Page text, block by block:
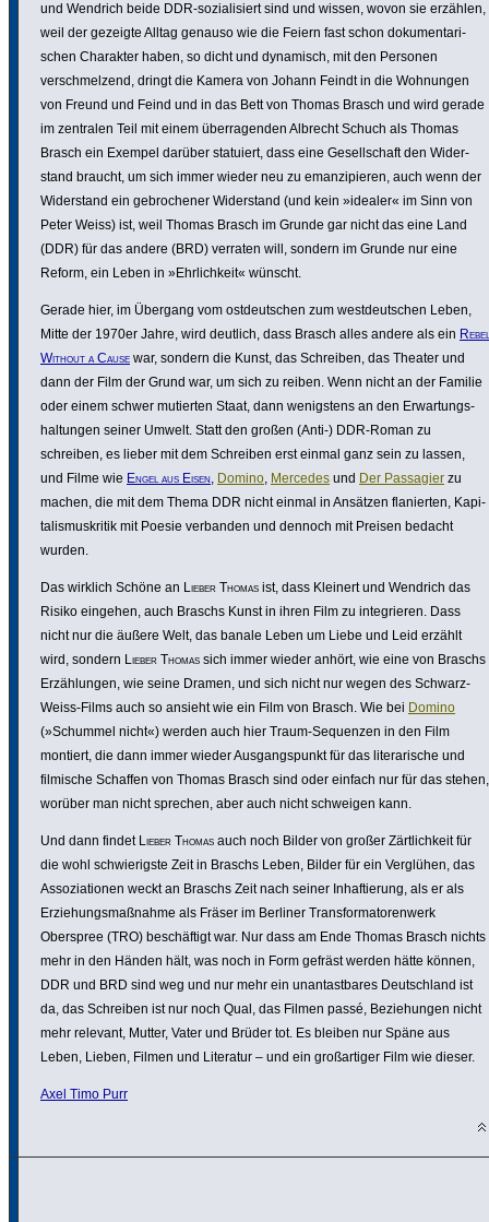
und Wendrich beide DDR-sozia­li­siert sind und wissen, wovon sie erzählen,
weil der gezeigte Alltag genauso wie die Feiern fast schon doku­men­ta­ri­
schen Charakter haben, so dicht und dynamisch, mit den Personen
verschmel­zend, dringt die Kamera von Johann Feindt in die Wohnungen
von Freund und Feind und in das Bett von Thomas Brasch und wird gerade
im zentralen Teil mit einem über­ra­genden Albrecht Schuch als Thomas
Brasch ein Exempel darüber statuiert, dass eine Gesell­schaft den Wider­
stand braucht, um sich immer wieder neu zu eman­zi­pieren, auch wenn der
Wider­stand ein gebro­chener Wider­stand (und kein »idealer« im Sinn von
Peter Weiss) ist, weil Thomas Brasch im Grunde gar nicht das eine Land
(DDR) für das andere (BRD) verraten will, sondern im Grunde nur eine
Reform, ein Leben in »Ehrlich­keit« wünscht.
Gerade hier, im Übergang vom ostdeut­schen zum west­deut­schen Leben,
Mitte der 1970er Jahre, wird deutlich, dass Brasch alles andere als ein Rebel
Without a Cause war, sondern die Kunst, das Schreiben, das Theater und
dann der Film der Grund war, um sich zu reiben. Wenn nicht an der Familie
oder einem schwer mutierten Staat, dann wenigs­tens an den Erwar­tungs­
hal­tungen seiner Umwelt. Statt den großen (Anti-) DDR-Roman zu
schreiben, es lieber mit dem Schreiben erst einmal ganz sein zu lassen,
und Filme wie Engel aus Eisen, Domino, Mercedes und Der Passagier zu
machen, die mit dem Thema DDR nicht einmal in Ansätzen flanierten, Kapi­
ta­lis­mus­kritik mit Poesie verbanden und dennoch mit Preisen bedacht
wurden.
Das wirklich Schöne an Lieber Thomas ist, dass Kleinert und Wendrich das
Risiko eingehen, auch Braschs Kunst in ihren Film zu inte­grieren. Dass
nicht nur die äußere Welt, das banale Leben um Liebe und Leid erzählt
wird, sondern Lieber Thomas sich immer wieder anhört, wie eine von Braschs
Erzäh­lungen, wie seine Dramen, und sich nicht nur wegen des Schwarz-
Weiss-Films auch so ansieht wie ein Film von Brasch. Wie bei Domino
(»Schummel nicht«) werden auch hier Traum-Sequenzen in den Film
montiert, die dann immer wieder Ausgangs­punkt für das lite­ra­ri­sche und
filmische Schaffen von Thomas Brasch sind oder einfach nur für das stehen,
worüber man nicht sprechen, aber auch nicht schweigen kann.
Und dann findet Lieber Thomas auch noch Bilder von großer Zärt­lich­keit für
die wohl schwie­rigste Zeit in Braschs Leben, Bilder für ein Verglühen, das
Asso­zia­tionen weckt an Braschs Zeit nach seiner Inhaf­tie­rung, als er als
Erzie­hungs­maß­nahme als Fräser im Berliner Trans­for­ma­to­ren­werk
Oberspree (TRO) beschäf­tigt war. Nur dass am Ende Thomas Brasch nichts
mehr in den Händen hält, was noch in Form gefräst werden hätte können,
DDR und BRD sind weg und nur mehr ein unan­tast­bares Deutsch­land ist
da, das Schreiben ist nur noch Qual, das Filmen passé, Bezie­hungen nicht
mehr relevant, Mutter, Vater und Brüder tot. Es bleiben nur Späne aus
Leben, Lieben, Filmen und Literatur – und ein großar­tiger Film wie dieser.
Axel Timo Purr